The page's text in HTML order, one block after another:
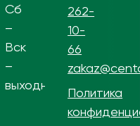
Сб
–
Вск
–
выходной
262-
10-
66
Политика